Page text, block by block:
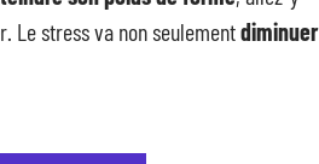
Le stress va non seulementdiminuer